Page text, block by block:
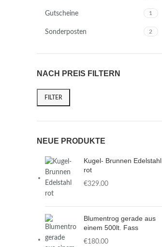
Gutscheine 1
Sonderposten 2
NACH PREIS FILTERN
FILTER
NEUE PRODUKTE
Kugel- Brunnen Edelstahl
rot
€
Blumentrog gerade aus
einem 500lt. Fass
€